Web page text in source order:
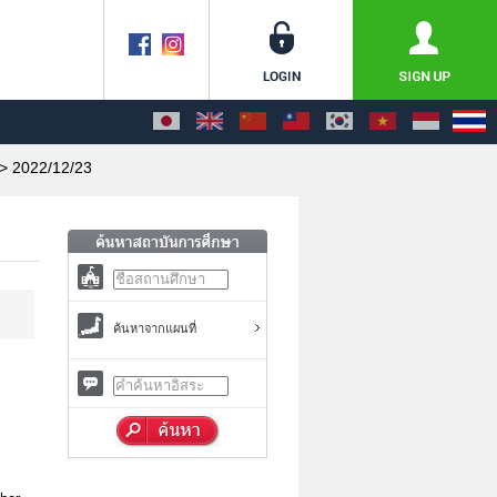
2022/12/23
ค้นหาจากแผนที่